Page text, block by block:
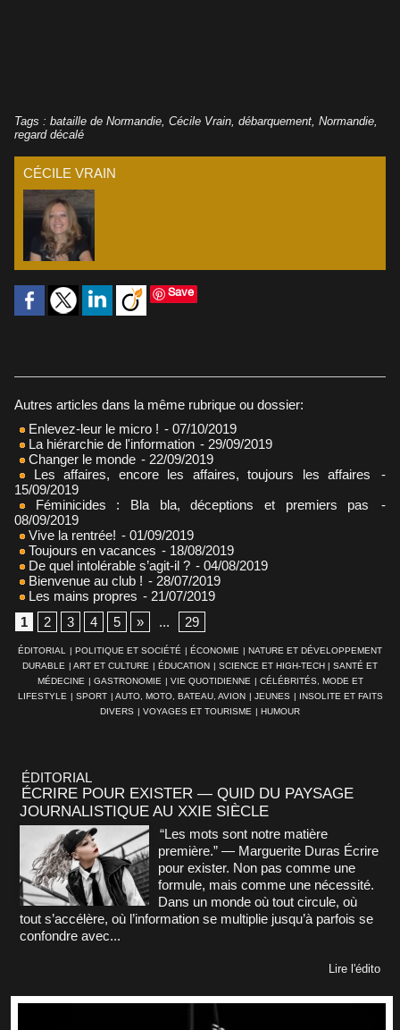
Tags : bataille de Normandie, Cécile Vrain, débarquement, Normandie,
regard décalé
CÉCILE VRAIN
Save
Autres articles dans la même rubrique ou dossier:
Enlevez-leur le micro ! - 07/10/2019
La hiérarchie de l'information - 29/09/2019
Changer le monde - 22/09/2019
Les affaires, encore les affaires, toujours les affaires
-
15/09/2019
Féminicides : Bla bla, déceptions et premiers pas
-
08/09/2019
Vive la rentrée! - 01/09/2019
Toujours en vacances - 18/08/2019
De quel intolérable s’agit-il ? - 04/08/2019
Bienvenue au club ! - 28/07/2019
Les mains propres - 21/07/2019
1
2 3 4 5 » ... 29
ÉDITORIAL | POLITIQUE ET SOCIÉTÉ | ÉCONOMIE | NATURE ET DÉVELOPPEMENT
DURABLE | ART ET CULTURE | ÉDUCATION | SCIENCE ET HIGH-TECH | SANTÉ ET
MÉDECINE | GASTRONOMIE | VIE QUOTIDIENNE | CÉLÉBRITÉS, MODE ET
LIFESTYLE | SPORT | AUTO, MOTO, BATEAU, AVION | JEUNES | INSOLITE ET FAITS
DIVERS | VOYAGES ET TOURISME | HUMOUR
ÉDITORIAL
ÉCRIRE POUR EXISTER — QUID DU PAYSAGE
JOURNALISTIQUE AU XXIE SIÈCLE
“Les mots sont notre matière
première.” — Marguerite Duras Écrire
pour exister. Non pas comme une
formule, mais comme une nécessité.
Dans un monde où tout circule, où
tout s’accélère, où l’information se multiplie jusqu’à parfois se
confondre avec...
Lire l'édito